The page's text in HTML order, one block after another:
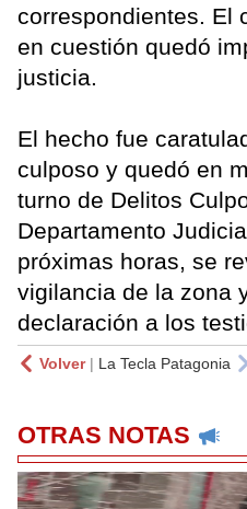
correspondientes. El
en cuestión quedó
justicia.
El hecho fue
culposo y quedó en
turno de Delitos
Departamento
próximas horas, se
vigilancia de la zona
declaración a los
Volver| La Tecla Patagonia
OTRAS NOTAS